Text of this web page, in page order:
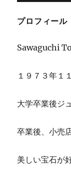
o
k
プロフィール
Sawaguchi
１９７３年１
大学卒業後ジ
卒業後、小売
美しい宝石が